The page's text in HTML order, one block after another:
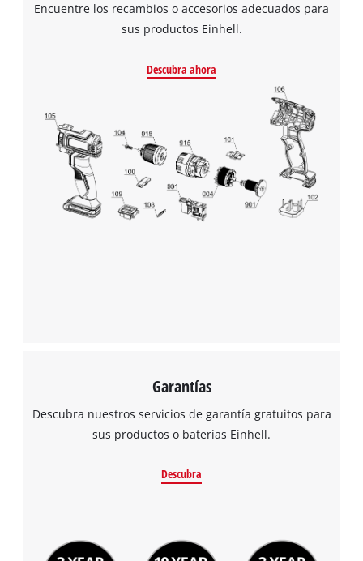
cargar el servicio Google Maps!
This content is not permitted to load due
to trackers that are not disclosed to the
visitor. The website owner needs to setup
the site with their CMP to add this content
to the list of technologies used.
Powered by
Usercentrics Consent
Management Platform
Encuentre los recambios o accesorios adecuados para
sus productos Einhell.
Descubra ahora
Garantías
Descubra nuestros servicios de garantía gratuitos para
sus productos o baterías Einhell.
Descubra